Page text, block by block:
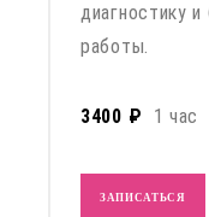
диагностику
работы.
3400 ₽ 1 час
ЗАПИСАТЬСЯ